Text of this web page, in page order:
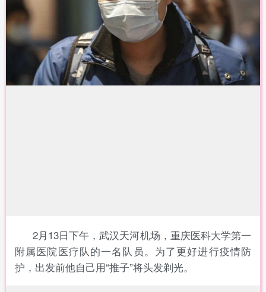
2月13日下午，武汉天河机场，重庆医科大学第一
附属医院医疗队的一名队员。为了更好进行疫情防
护，出发前他自己用“推子”将头发剃光。